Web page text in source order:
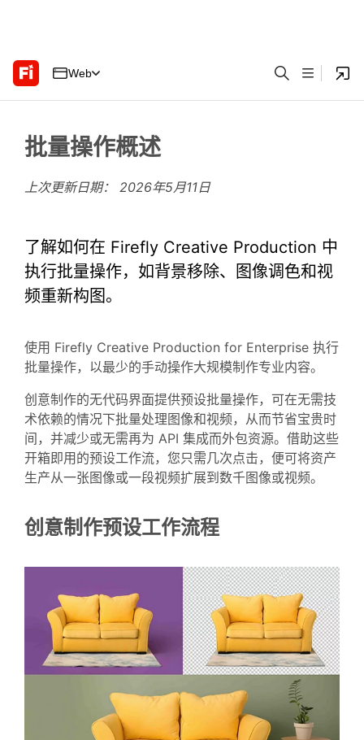
Web
批量操作概述
上次更新日期： 2026年5月11日
了解如何在 Firefly Creative Production 中
执行批量操作，如背景移除、图像调色和视
频重新构图。
使用 Firefly Creative Production for Enterprise 执行
批量操作，以最少的手动操作大规模制作专业内容。
创意制作的无代码界面提供预设批量操作，可在无需技
术依赖的情况下批量处理图像和视频，从而节省宝贵时
间，并减少或无需再为 API 集成而外包资源。借助这些
开箱即用的预设工作流，您只需几次点击，便可将资产
生产从一张图像或一段视频扩展到数千图像或视频。
创意制作预设工作流程